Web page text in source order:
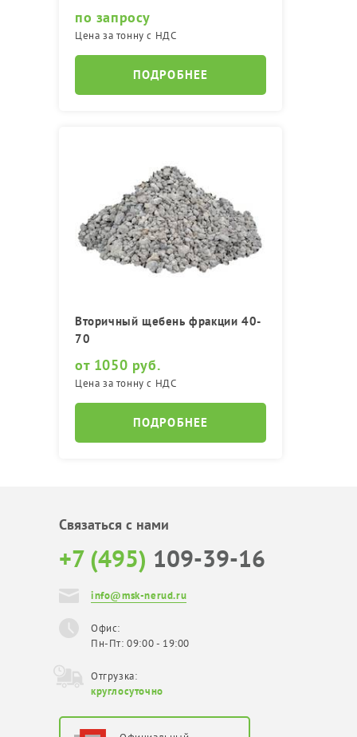
по запросу
Цена за тонну с НДС
ПОДРОБНЕЕ
Вторичный щебень фракции 40-
70
от 1050 руб.
Цена за тонну с НДС
ПОДРОБНЕЕ
Связаться с нами
+7 (495) 109-39-16
info@msk-nerud.ru
Офис:
Пн-Пт: 09:00 - 19:00
Отгрузка:
круглосуточно